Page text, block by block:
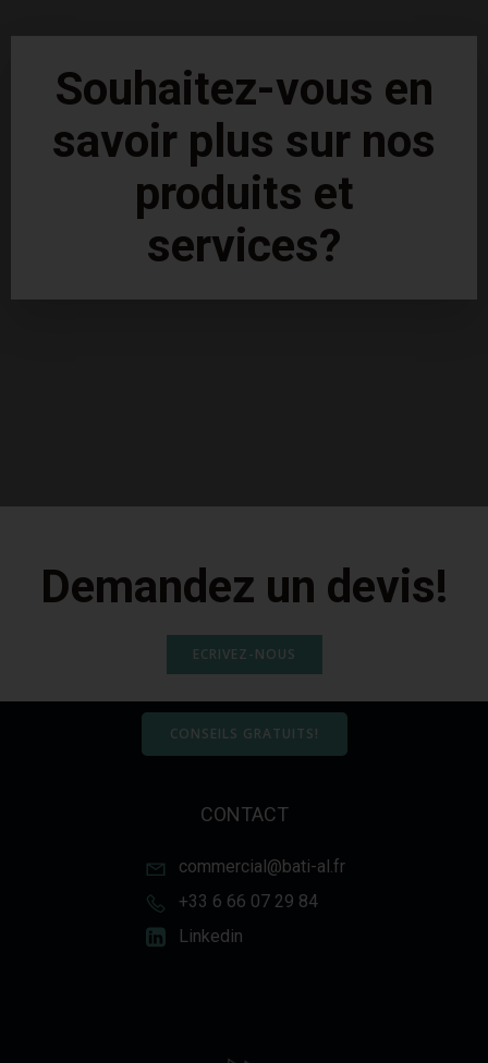
Souhaitez-vous en
savoir plus sur nos
produits et
services?
Demandez un devis!
ECRIVEZ-NOUS
CONSEILS GRATUITS!
CONTACT
commercial@bati-al.fr
+33 6 66 07 29 84
Linkedin